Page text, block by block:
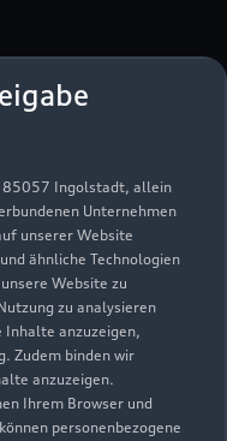
85057 Ingolstadt, allein
Unternehmen
unserer Website
ähnliche Technologien
Website zu
zu analysieren
Inhalte anzuzeigen,
Zudem binden wir
anzuzeigen.
Ihrem Browser und
personenbezogene